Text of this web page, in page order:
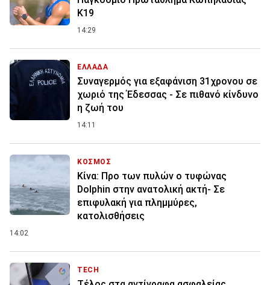
Κ19
14:29
ΕΛΛΑΔΑ
Συναγερμός για εξαφάνιση 31χρονου σε
χωριό της Έδεσσας - Σε πιθανό κίνδυνο
η ζωή του
14:11
ΚΟΣΜΟΣ
Κίνα: Προ των πυλών ο τυφώνας
Dolphin στην ανατολική ακτή- Σε
επιφυλακή για πλημμύρες,
κατολισθήσεις
14:02
TECH